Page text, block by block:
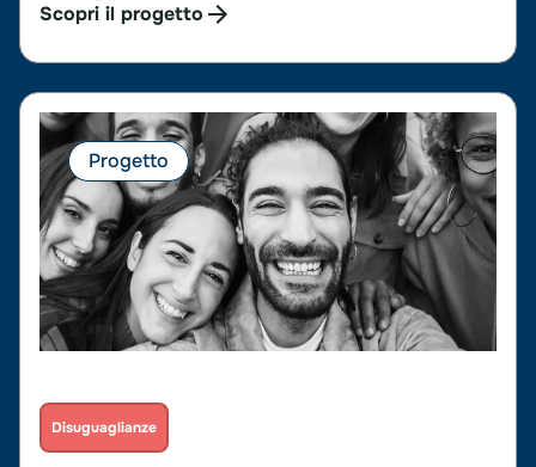
Scopri il progetto
Progetto
Disuguaglianze